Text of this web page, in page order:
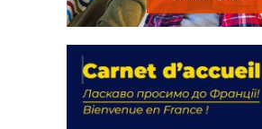
actions
18 septembre 2023
FEUILLETER